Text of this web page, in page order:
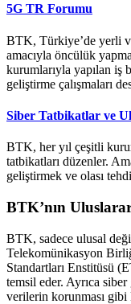
5G TR Forumu
BTK, Türkiye’de yerli
amacıyla öncülük
kurumlarıyla yapılan iş
geliştirme çalışmaları
Siber Tatbikatlar ve
BTK, her yıl çeşitli
tatbikatları düzenler.
geliştirmek ve olası
BTK’nın
BTK, sadece ulusal
Telekomünikasyon
Standartları Enstitüsü
temsil eder. Ayrıca
verilerin korunması